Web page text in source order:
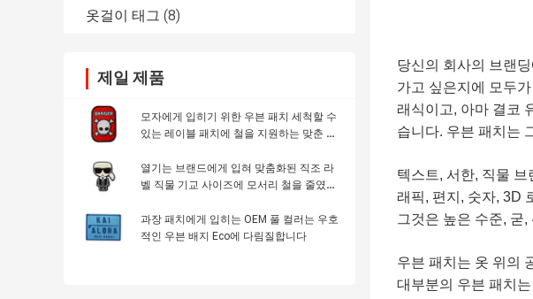
옷걸이 태그 (8)
제일 제품
모자에게 입히기 위한 우븐 패치 세척할 수
있는 레이블 패치에 철을 지원하는 맞춘 벨
열기는 브랜드에게 입혀 맞춤화된 직조 라
벨 직물 기교 사이즈에 모서리 철을 줄였습
과장 패치에게 입히는 OEM 풀 컬러는 우호
적인 우븐 배지 Eco에 다림질합니다
당신의 회사의 브랜
가고 싶은지에 모두
래식이고, 아마 결코
습니다. 우븐 패치는
텍스트, 서한, 직물
래픽, 편지, 숫자, 3D
그것은 높은 수준, 굳
우븐 패치는 옷 위의
대부분의 우븐 패치